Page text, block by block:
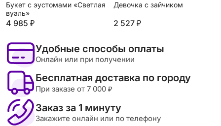
Букет с эустомами «Светлая
вуаль»
4 985 ₽
Девочка с зайчиком
2 527 ₽
Удобные способы оплаты
Онлайн или при получении
Бесплатная доставка по городу
При заказе от 7 000 ₽
Заказ за 1 минуту
Закажите онлайн или по телефону